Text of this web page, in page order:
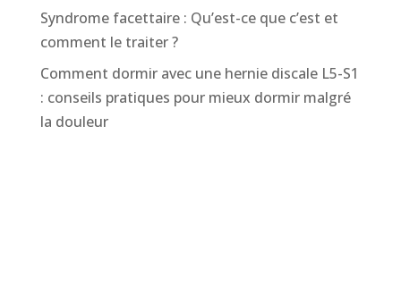
Syndrome facettaire : Qu’est-ce que c’est et
comment le traiter ?
Comment dormir avec une hernie discale L5-S1
: conseils pratiques pour mieux dormir malgré
la douleur